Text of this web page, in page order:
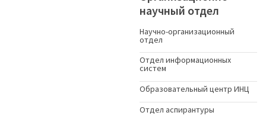
научный отдел
Научно-организационный
отдел
Отдел информационных
систем
Образовательный центр ИНЦ
Отдел аспирантуры